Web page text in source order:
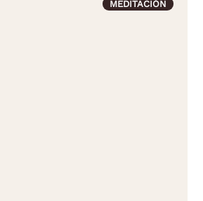
MEDITACIÓN